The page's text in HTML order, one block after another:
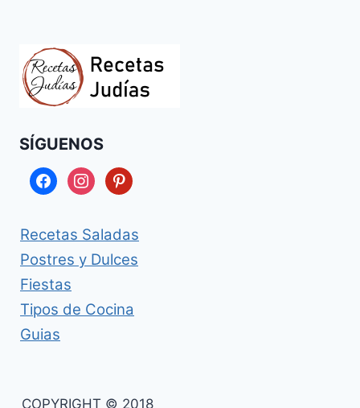
SÍGUENOS
facebookinstagrampinterest
Recetas Saladas
Postres y Dulces
Fiestas
Tipos de Cocina
Guias
COPYRIGHT © 2018